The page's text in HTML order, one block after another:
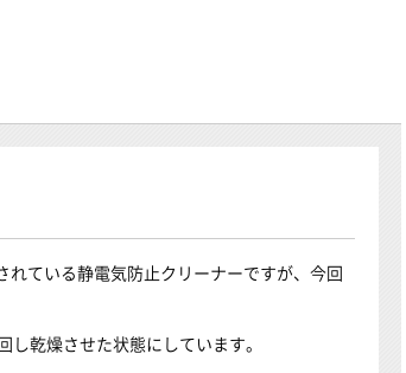
ている静電気防止クリーナーですが、今回
乾燥させた状態にしています。